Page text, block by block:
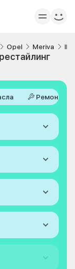
Opel Meriva II,
Ремонт